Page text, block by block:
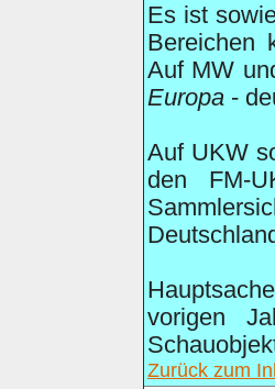
Es ist
Bereichen
Auf MW
Europa -
Auf UKW
den FM-
vorigen
Zurück zum